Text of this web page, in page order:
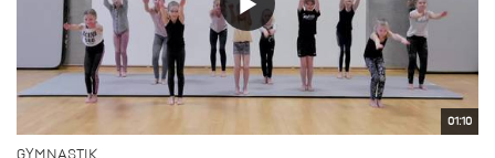
01:10